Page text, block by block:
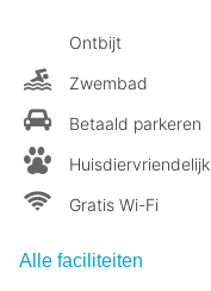
Ontbijt
Zwembad
Betaald parkeren
Huisdiervriendelijk
Gratis Wi-Fi
Alle faciliteiten